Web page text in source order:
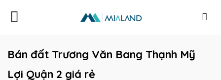
Bán đất Trương Văn Bang Thạnh Mỹ
Lợi Quận 2 giá rẻ